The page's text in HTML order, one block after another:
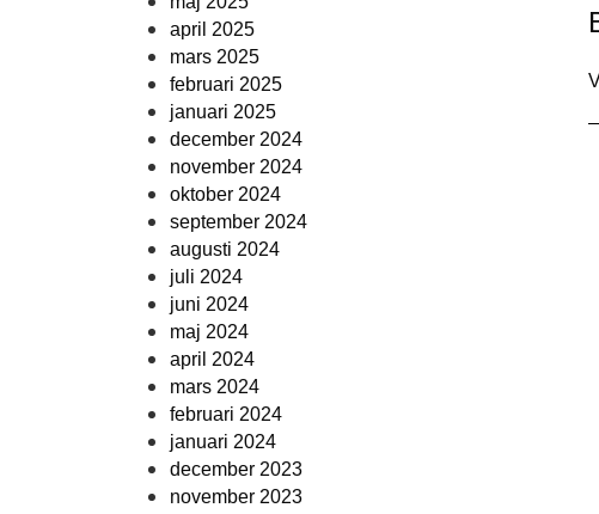
april 2025
mars 2025
februari 2025
januari 2025
december 2024
november 2024
oktober 2024
september 2024
augusti 2024
juli 2024
juni 2024
maj 2024
april 2024
mars 2024
februari 2024
januari 2024
december 2023
november 2023